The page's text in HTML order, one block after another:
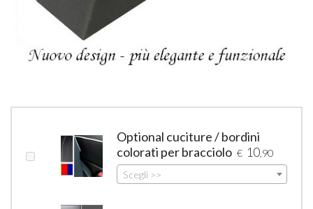
Optional cuciture / bordini
colorati per bracciolo € 10 ,90
Scegli >>